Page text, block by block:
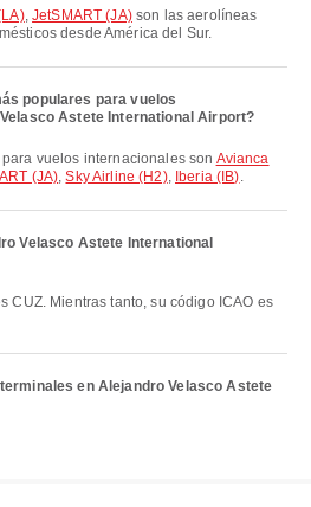
,JetSMART (JA)son las aerolíneas
desde América del Sur.
populares para vuelos
Astete International Airport?
vuelos internacionales son Avianca
(JA),Sky Airline (H2), Iberia (IB).
Velasco Astete International
en Alejandro Velasco Astete